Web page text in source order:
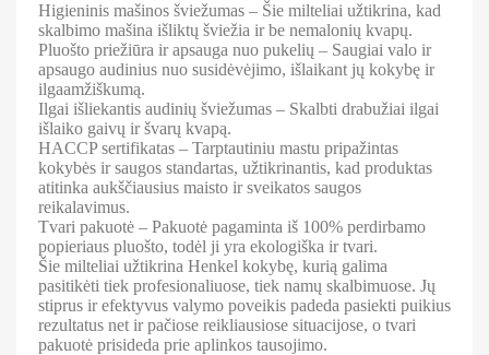
Higieninis mašinos šviežumas – Šie milteliai užtikrina, kad
skalbimo mašina išliktų šviežia ir be nemalonių kvapų.
Pluošto priežiūra ir apsauga nuo pukelių – Saugiai valo ir
apsaugo audinius nuo susidėvėjimo, išlaikant jų kokybę ir
ilgaamžiškumą.
Ilgai išliekantis audinių šviežumas – Skalbti drabužiai ilgai
išlaiko gaivų ir švarų kvapą.
HACCP sertifikatas – Tarptautiniu mastu pripažintas
kokybės ir saugos standartas, užtikrinantis, kad produktas
atitinka aukščiausius maisto ir sveikatos saugos
reikalavimus.
Tvari pakuotė – Pakuotė pagaminta iš 100% perdirbamo
popieriaus pluošto, todėl ji yra ekologiška ir tvari.
Šie milteliai užtikrina Henkel kokybę, kurią galima
pasitikėti tiek profesionaliuose, tiek namų skalbimuose. Jų
stiprus ir efektyvus valymo poveikis padeda pasiekti puikius
rezultatus net ir pačiose reikliausiose situacijose, o tvari
pakuotė prisideda prie aplinkos tausojimo.